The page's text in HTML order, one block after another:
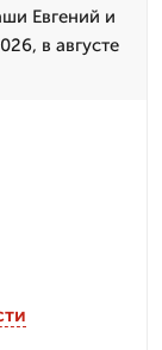
Евгений и
в августе